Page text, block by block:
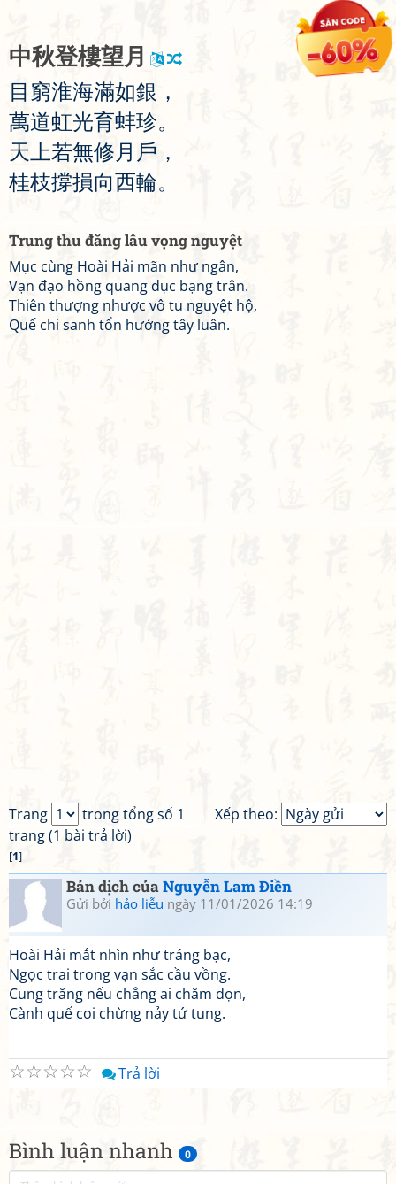
Bình luận nhanh 0
中秋登樓望月
目 窮淮海滿如銀 ，
萬道虹光育蚌珍。
天 上若無修 月 戶 ，
桂枝撐損向西輪。
Trung thu đăng lâu vọng nguyệt
Mục cùng Hoài Hải mãn như ngân,
Vạn đạo hồng quang dục bạng trân.
Thiên thượng nhược vô tu nguyệt hộ,
Quế chi sanh tổn hướng tây luân.
Xếp theo:
Trang
trong tổng số 1
trang (1 bài trả lời)
[1]
Bản dịch củaNguyễn Lam Điền
Gửi bởi hảo liễu ngày 11/01/2026 14:19
Hoài Hải mắt nhìn như tráng bạc,
Ngọc trai trong vạn sắc cầu vồng.
Cung trăng nếu chẳng ai chăm dọn,
Cành quế coi chừng nảy tứ tung.
☆
☆
☆
☆
☆ Trả lời